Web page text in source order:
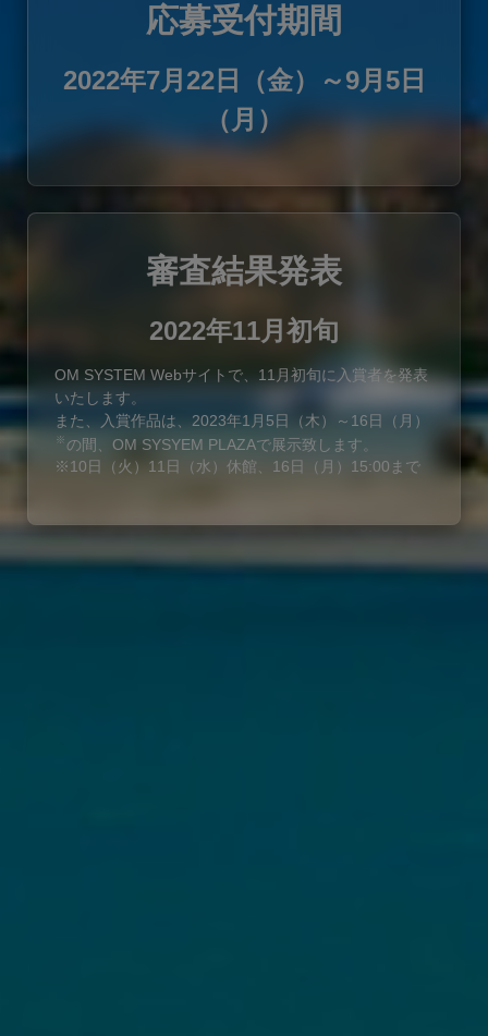
応募受付期間
2022年7月22日（金）～9月5日
（月）
審査結果発表
2022年11月初旬
OM SYSTEM Webサイトで、11月初旬に入賞者を発表
いたします。
また、入賞作品は、2023年1月5日（木）～16日（月）
※の間、OM SYSYEM PLAZAで展示致します。
※10日（火）11日（水）休館、16日（月）15:00まで